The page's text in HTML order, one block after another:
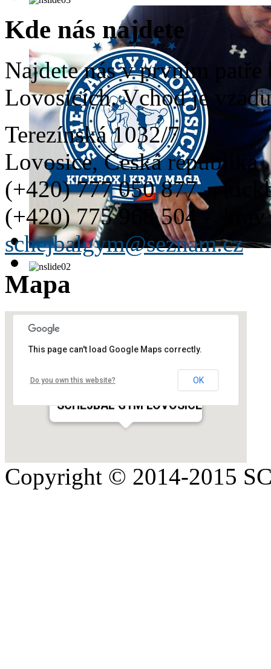
Kde nás najdete
Najdete nás v prvním
Lovosicích. Vchod je
Terezínská 1032/7
Lovosice, Česká republika
(+420) 777 050 877-
(+420) 775 968 504- krav
schejbalgym@seznam.cz
Mapa
SCHEJBAL GYM LOVOSICE
This page can't load Google Maps correctly.
Do you own this website? OK
Copyright © 2014-2015